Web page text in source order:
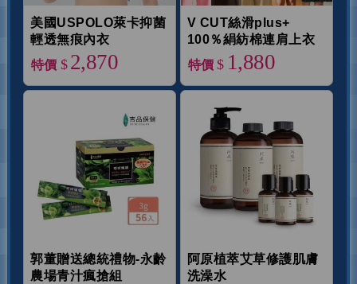
美國USPOLO萊卡抑菌
輕透無痕內衣
特價 $ 2,870
V CUT絲滑plus+
100％絹紡棉連肩上衣
特價 $ 1,880
郭董贈送總統禮物-永齡
農場青汁瘋搶組
阿原植萃艾草修護肌膚
洗澡水